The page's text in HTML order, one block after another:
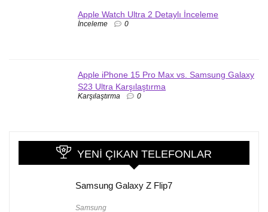
Apple Watch Ultra 2 Detaylı İnceleme
İnceleme 0
Apple iPhone 15 Pro Max vs. Samsung Galaxy
S23 Ultra Karşılaştırma
Karşılaştırma 0
YENI ÇIKAN TELEFONLAR
Samsung Galaxy Z Flip7
Samsung